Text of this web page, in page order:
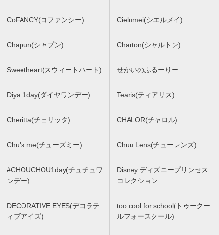
CoFANCY(コファンシー) Cielumei(シエルメイ)
Chapun(シャプン) Charton(シャルトン)
Sweetheart(スウィートハート) せかいのふるーりー
Diya 1day(ダイヤワンデー) Tearis(ティアリス)
Cheritta(チェリッタ) CHALOR(チャロル)
Chu's me(チューズミー) Chuu Lens(チューレンズ)
#CHOUCHOU1day(チュチュワ
ンデー)
Disney ディズニープリンセス
コレクション
DECORATIVE EYES(デコラテ
ィブアイズ)
too cool for school(トゥークー
ルフォースクール)